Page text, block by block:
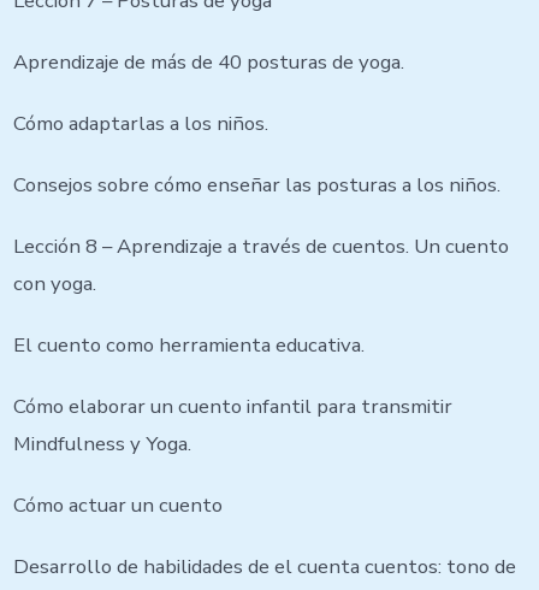
Aprendizaje de más de 40 posturas de yoga.
Cómo adaptarlas a los niños.
Consejos sobre cómo enseñar las posturas a los niños.
Lección 8 – Aprendizaje a través de cuentos. Un cuento
con yoga.
El cuento como herramienta educativa.
Cómo elaborar un cuento infantil para transmitir
Mindfulness y Yoga.
Cómo actuar un cuento
Desarrollo de habilidades de el cuenta cuentos: tono de